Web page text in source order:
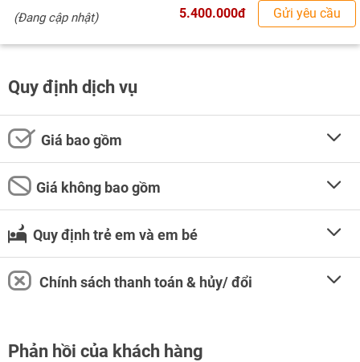
(Đang cập nhật) 5.400.000đ Gửi yêu cầu
Quy định dịch vụ
Giá bao gồm
Giá không bao gồm
Quy định trẻ em và em bé
Chính sách thanh toán & hủy/ đổi
Phản hồi của khách hàng